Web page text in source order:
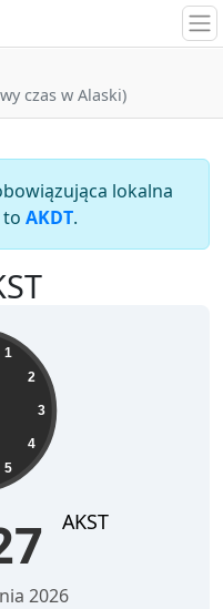
czas w Alaski)
lokalna
AKDT.
1
2
3
4
5
AKST
2026